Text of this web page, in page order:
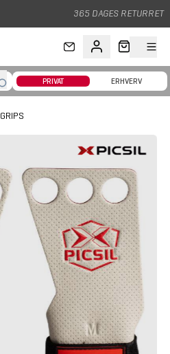
365 DAGES RETURRET
PRIVAT ERHVERV
GRIPS